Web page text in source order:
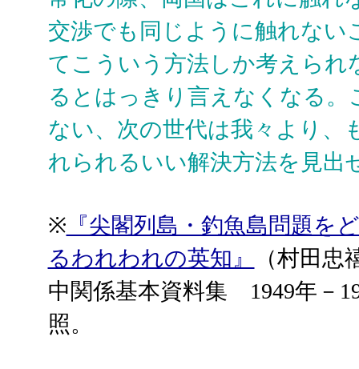
交渉でも同じように触れない
てこういう方法しか考えら
るとはっきり言えなくなる
ない、次の世代は我々より、
れられるいい解決方法を見出
※ 『尖閣列島・釣魚島問題
るわれわれの英知』
（村田
中関係基本資料集 1949年－
照。